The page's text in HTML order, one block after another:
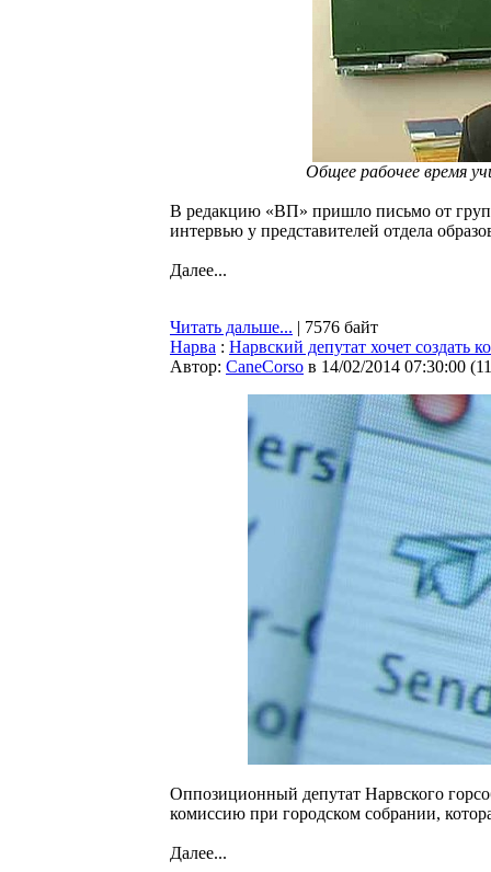
Общее рабочее время
В редакцию «ВП» пришло письмо от
интервью у представителей отдела
Далее...
Читать дальше... | 7576 байт
Нарва : Нарвский депутат хочет создать
Автор: CaneCorso в 14/02/2014 07:30:00 (
Оппозиционный депутат Нарвского
комиссию при городском собрании,
Далее...